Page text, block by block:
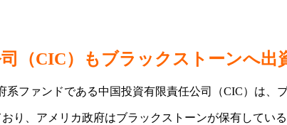
（CIC）もブラックストーンへ出
系ファンドである中国投資有限責任公司（CIC）は、
り、アメリカ政府はブラックストーンが保有してい